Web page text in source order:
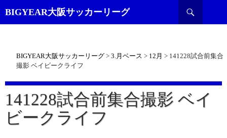
BIGYEAR大阪サッカーリーグ
索
BIGYEAR大阪サッカーリーグ > 3.月ベース > 12月 > 141228試合前集合
撮影 ベイビークライフ
141228試合前集合撮影 ベイ
ビークライフ